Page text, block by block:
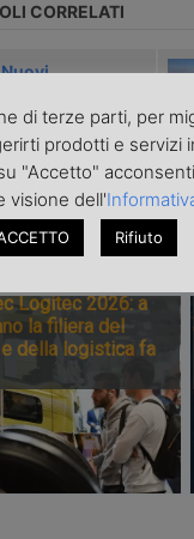
CORRELATI
Nuovi
Asp della Liguria
Logitec 2026: a
la filiera del
della logistica fa
di terze parti, per
prodotti e servizi
"Accetto"
visione dell'
Rifiuto